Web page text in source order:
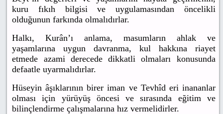
kuru fıkıh bilgisi ve uygulamasından öncelikli
olduğunun farkında olmalıdırlar.
Halkı, Kurân’ı anlama, masumların ahlak ve
yaşamlarına uygun davranma, kul hakkına riayet
etmede azami derecede dikkatli olmaları konusunda
defaatle uyarmalıdırlar.
Hüseyin âşıklarının birer iman ve Tevhîd eri inananlar
olması için yürüyüş öncesi ve sırasında eğitim ve
bilinçlendirme çalışmalarına hız vermelidirler.